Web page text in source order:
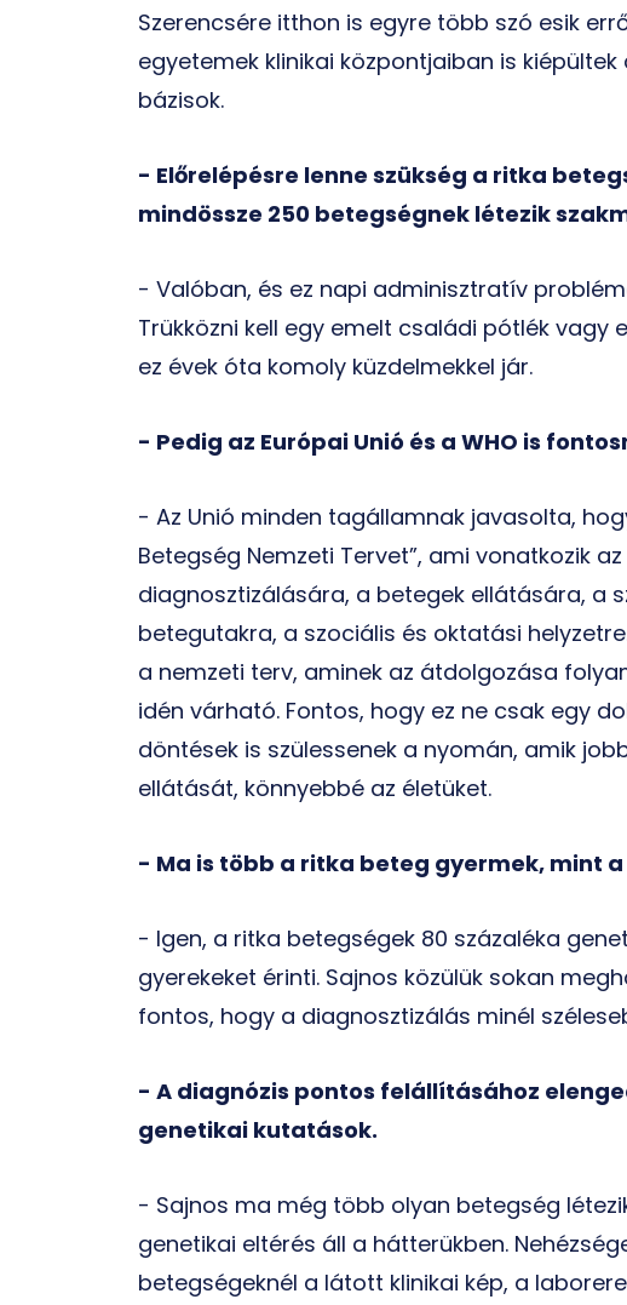
Szerencsére itthon is egyre több szó esik
egyetemek klinikai központjaiban is
bázisok.
- Előrelépésre lenne szükség a ritka
mindössze 250 betegségnek létezik
- Valóban, és ez napi adminisztratív
Trükközni kell egy emelt családi pótlék vagy
ez évek óta komoly küzdelmekkel jár.
- Pedig az Európai Unió és a WHO is
- Az Unió minden tagállamnak javasolta,
Betegség Nemzeti Tervet”, ami vonatkozik
diagnosztizálására, a betegek ellátására, a
betegutakra, a szociális és oktatási
a nemzeti terv, aminek az átdolgozása
idén várható. Fontos, hogy ez ne csak egy
döntések is szülessenek a nyomán, amik
ellátását, könnyebbé az életüket.
- Ma is több a ritka beteg gyermek, mint
- Igen, a ritka betegségek 80 százaléka
gyerekeket érinti. Sajnos közülük sokan
fontos, hogy a diagnosztizálás minél
- A diagnózis pontos felállításához
genetikai kutatások.
- Sajnos ma még több olyan betegség
genetikai eltérés áll a hátterükben.
betegségeknél a látott klinikai kép, a